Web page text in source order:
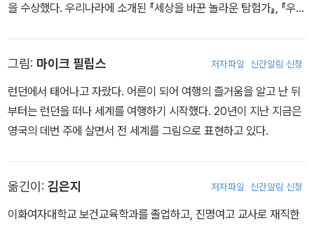
을 수상했다. 우리나라에 소개된 『세상을 바꾼 놀라운 탐험가』, 『우글
그림: 마이크 필립스 저자파일 신간알림 신청
런던에서 태어나고 자랐다. 어른이 되어 여행의 즐거움을 알고 난 뒤
부터는 런던을 떠나 세계를 여행하기 시작했다. 20년이 지난 지금은
영국의 데번 주에 살면서 전 세계를 그림으로 표현하고 있다.
옮긴이: 김은지 저자파일 신간알림 신청
이화여자대학교 보건교육학과를 졸업하고, 진명여고 교사로 재직한